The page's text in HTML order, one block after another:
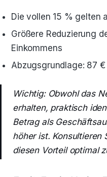
Die vollen 15 % gelten
Größere Reduzierung
Einkommens
Abzugsgrundlage: 87
Wichtig: Obwohl das
erhalten, praktisch
Betrag als
höher ist. Konsultieren
diesen Vorteil optimal